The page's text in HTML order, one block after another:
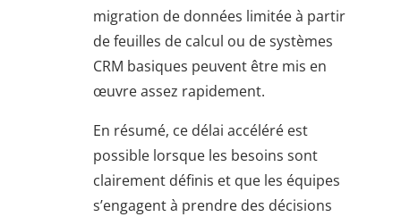
migration de données limitée à partir
de feuilles de calcul ou de systèmes
CRM basiques peuvent être mis en
œuvre assez rapidement.
En résumé, ce délai accéléré est
possible lorsque les besoins sont
clairement définis et que les équipes
s’engagent à prendre des décisions